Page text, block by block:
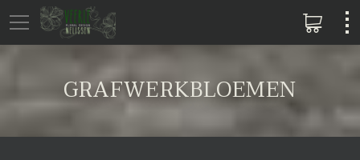
GRAFWERKBLOEMEN